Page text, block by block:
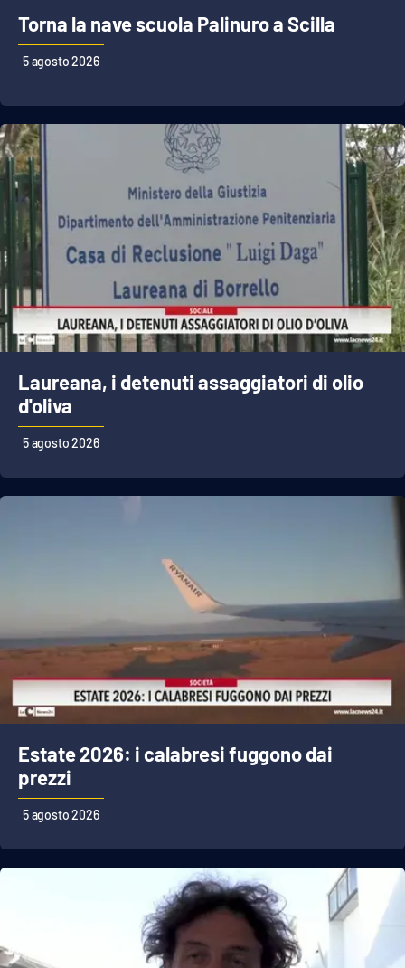
Politica
Società
RUBRICHE
Good Morning Vietnam
Parchi Marini Calabria
Leggendo Alvaro insieme
Imprese Di Calabria
Le perfidie di Antonella Grippo
LaC TV
LaC Network
LaC OnAir
EDIZIONI
LOCALI
Torna la nave scuola Palinuro a Scilla
5 agosto 2026
Laureana, i detenuti assaggiatori di olio
d'oliva
5 agosto 2026
Estate 2026: i calabresi fuggono dai
prezzi
5 agosto 2026